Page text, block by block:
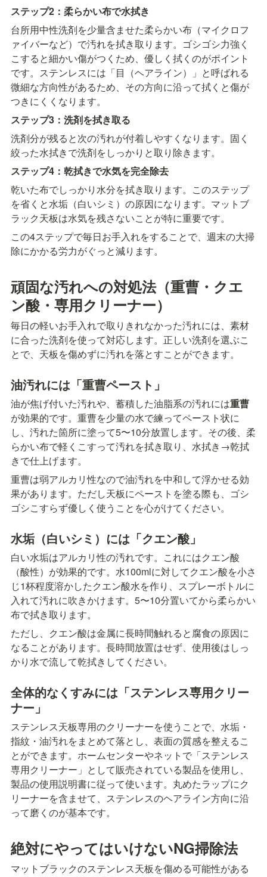
ステップ2：柔らかい布で水拭き
台所用中性洗剤を少量含ませた柔らかい布（マイクロフ
ァイバーなど）で汚れを拭き取ります。ゴシゴシ力強く
こすると細かい傷がつくため、優しく拭くのがポイント
です。ステンレスには「目（ヘアライン）」と呼ばれる
微細な方向性があるため、その方向に沿って拭くと傷が
つきにくくなります。
ステップ3：洗剤を拭き取る
洗剤分が残ると次の汚れが付着しやすくなります。固く
絞った水拭きで洗剤をしっかりと取り除きます。
ステップ4：乾拭きで水気を完全除去
乾いた布でしっかり水分を拭き取ります。このステップ
を省くと水垢（白いシミ）の原因になります。マットブ
ラック天板は水気を残さないことが特に重要です。
この4ステップで毎日お手入れをすることで、週末の大掃
除にかかる労力がぐっと減ります。
頑固な汚れへの対処法（重曹・クエ
ン酸・専用クリーナー）
毎日の軽いお手入れで取りきれなかった汚れには、素材
に合った洗剤を使って対応します。正しい洗剤を選ぶこ
とで、天板を傷めずに汚れを落とすことができます。
油汚れには「重曹ペースト」
油が焦げ付いた汚れや、蓄積した油脂系の汚れには重曹
が効果的です。重曹を少量の水で練ってペースト状に
し、汚れた箇所に塗って5〜10分放置します。その後、柔
らかい布で軽くこすって汚れを拭き取り、水拭き→乾拭
きで仕上げます。
重曹は弱アルカリ性なので油汚れを中和して浮かせる効
果があります。ただし天板にペーストを塗る際も、ゴシ
ゴシこすらず優しく使うことを心がけてください。
水垢（白いシミ）には「クエン酸」
白い水垢はアルカリ性の汚れです。これにはクエン酸
（酸性）が効果的です。水100mlに対してクエン酸を小さ
じ1杯程度溶かしたクエン酸水を作り、スプレーボトルに
入れて汚れに吹きかけます。5〜10分置いてから柔らかい
布で拭き取ります。
ただし、クエン酸は金属に長時間触れると腐食の原因に
なることがあります。長時間放置はせず、使用後はしっ
かり水で流して乾拭きしてください。
全体的なくすみには「ステンレス専用クリー
ナー」
ステンレス天板専用のクリーナーを使うことで、水垢・
指紋・油汚れをまとめて落とし、表面の質感を整えるこ
とができます。ホームセンターやネットで「ステンレス
専用クリーナー」として販売されている製品を使用し、
製品の使用説明書に従って使います。丸めたラップにク
リーナーを含ませて、ステンレスのヘアライン方向に沿
って磨くのが基本です。
絶対にやってはいけないNG掃除法
マットブラックのステンレス天板を傷める可能性がある